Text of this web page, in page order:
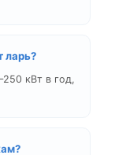
ларь?
кВт в год,